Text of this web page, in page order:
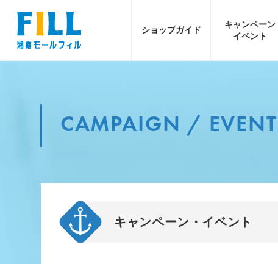
ショップガイド
キャンペーン
イベント
CAMPAIGN / EVENT
キャンペーン・イベント